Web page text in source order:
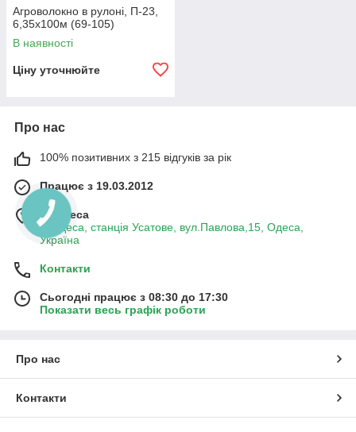
Агроволокно в рулоні, П-23,
6,35х100м (69-105)
В наявності
Ціну уточнюйте
Про нас
100% позитивних з 215 відгуків за рік
Працює з 19.03.2012
м. Одеса
м.Одеса, станція Усатове, вул.Павлова,15, Одеса,
Україна
Контакти
Сьогодні працює з 08:30 до 17:30
Показати весь графік роботи
Про нас
Контакти